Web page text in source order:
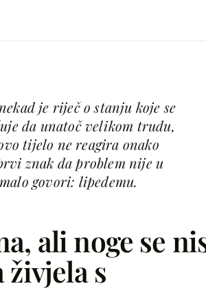
ali noge se
s
je riječ o stanju koje se
da unatoč velikom trudu,
tijelo ne reagira onako
znak da problem nije u
govori: lipedemu.